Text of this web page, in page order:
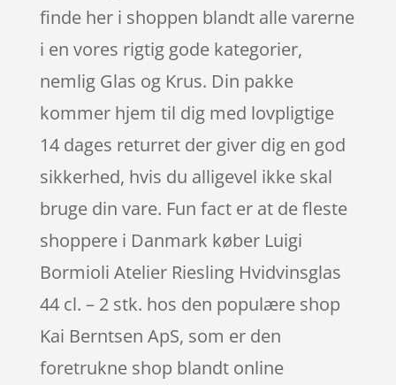
finde her i shoppen blandt alle varerne
i en vores rigtig gode kategorier,
nemlig Glas og Krus. Din pakke
kommer hjem til dig med lovpligtige
14 dages returret der giver dig en god
sikkerhed, hvis du alligevel ikke skal
bruge din vare. Fun fact er at de fleste
shoppere i Danmark køber Luigi
Bormioli Atelier Riesling Hvidvinsglas
44 cl. – 2 stk. hos den populære shop
Kai Berntsen ApS, som er den
foretrukne shop blandt online